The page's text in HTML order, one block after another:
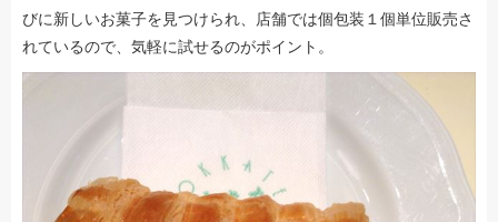
びに新しいお菓子を見つけられ、店舗では個包装１個単位販売さ
れているので、気軽に試せるのがポイント。